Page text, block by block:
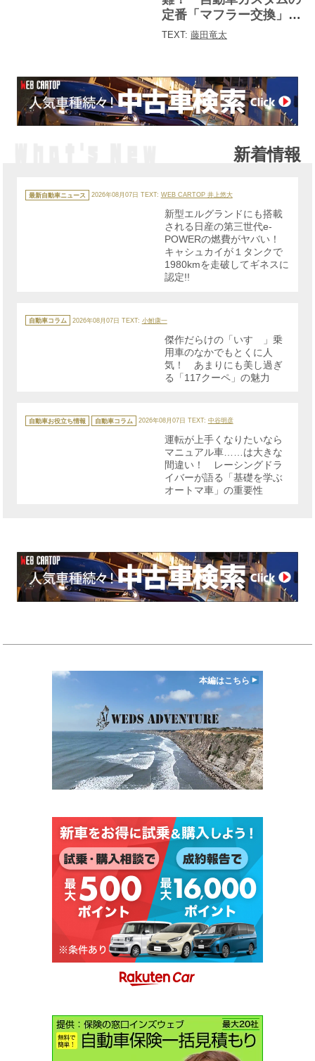
定番「マフラー交換」の
いま
TEXT: 藤田竜太
新着情報
テ
ゴ
最新自動車ニュース 2026年08月07日 TEXT: WEB CARTOP 井上悠大
新型エルグランドにも搭載
される日産の第三世代e-
POWERの燃費がヤバい！
キャシュカイが１タンクで
1980kmを走破してギネスに
認定!!
テ
ゴ
自動車コラム 2026年08月07日 TEXT: 小鮒康一
傑作だらけの「いすゞ」乗
用車のなかでもとくに人
気！ あまりにも美し過ぎ
る「117クーペ」の魅力
テ
ゴ
自動車お役立ち情報 自動車コラム 2026年08月07日 TEXT: 中谷明彦
運転が上手くなりたいなら
マニュアル車……は大きな
間違い！ レーシングドラ
イバーが語る「基礎を学ぶ
オートマ車」の重要性
本編はこちら